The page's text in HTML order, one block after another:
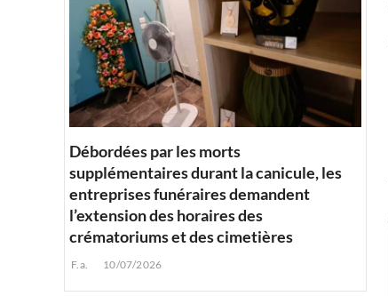
Débordées par les morts
supplémentaires durant la canicule, les
entreprises funéraires demandent
l’extension des horaires des
crématoriums et des cimetières
F.a. 10/07/2026